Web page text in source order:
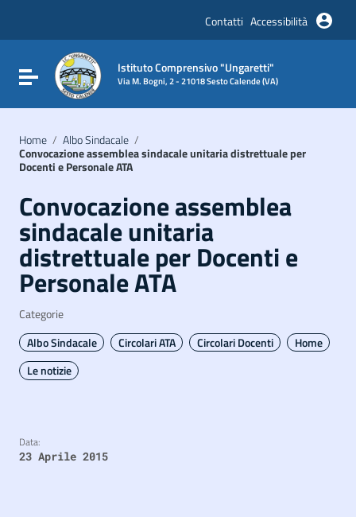
Vai al footer
Contatti Accessibilità
Attiva / disattiva la navigazione
Istituto Comprensivo "Ungaretti"
Via M. Bogni, 2 - 21018 Sesto Calende (VA)
Home / Albo Sindacale /
Convocazione assemblea sindacale unitaria distrettuale per
Docenti e Personale ATA
Convocazione assemblea
sindacale unitaria
distrettuale per Docenti e
Personale ATA
Categorie
Albo Sindacale
Circolari ATA Circolari Docenti
Home
Le notizie
Data:
23 Aprile 2015